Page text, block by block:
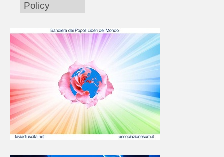
Policy